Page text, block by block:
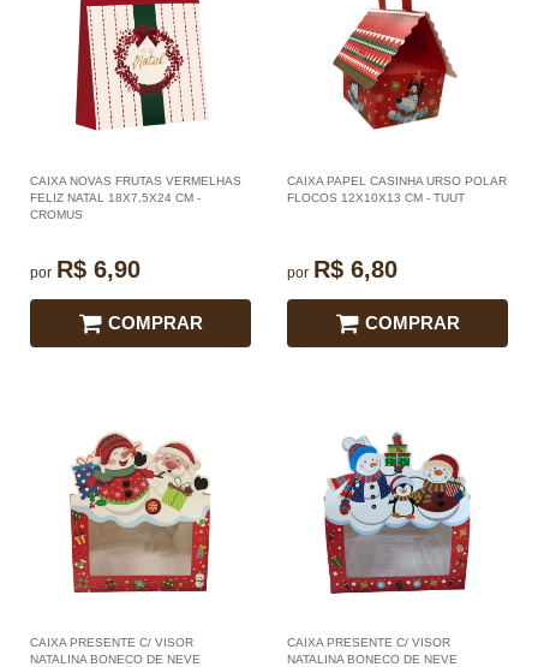
CAIXA NOVAS FRUTAS VERMELHAS
FELIZ NATAL 18X7,5X24 CM -
CROMUS
por R$ 6,90
COMPRAR
CAIXA PAPEL CASINHA URSO POLAR
FLOCOS 12X10X13 CM - TUUT
por R$ 6,80
COMPRAR
CAIXA PRESENTE C/ VISOR
NATALINA BONECO DE NEVE
CAIXA PRESENTE C/ VISOR
NATALINA BONECO DE NEVE